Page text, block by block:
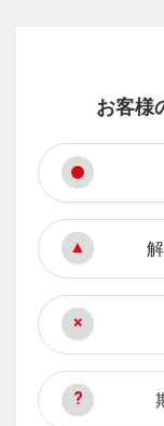
お客様